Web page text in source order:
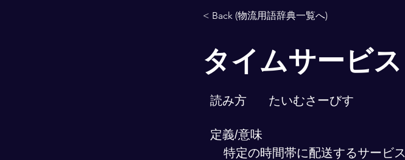
< Back (物流用語辞典一覧へ)
タイムサービス
読み方 たいむさーびす
定義/意味
特定の時間帯に配送するサービス